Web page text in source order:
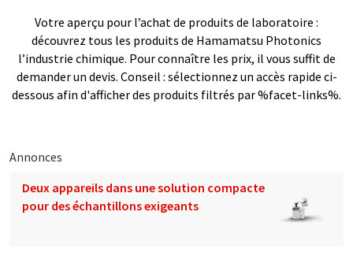
Votre aperçu pour l’achat de produits de laboratoire :
découvrez tous les produits de Hamamatsu Photonics
l’industrie chimique. Pour connaître les prix, il vous suffit de
demander un devis. Conseil : sélectionnez un accès rapide ci-
dessous afin d'afficher des produits filtrés par %facet-links%.
Annonces
Deux appareils dans une solution compacte
pour des échantillons exigeants